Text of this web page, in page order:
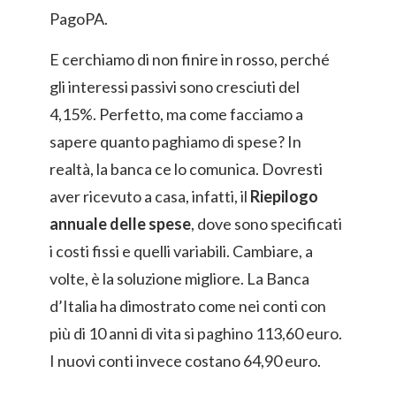
PagoPA.
E cerchiamo di non finire in rosso, perché
gli interessi passivi sono cresciuti del
4,15%. Perfetto, ma come facciamo a
sapere quanto paghiamo di spese? In
realtà, la banca ce lo comunica. Dovresti
aver ricevuto a casa, infatti, il Riepilogo
annuale delle spese, dove sono specificati
i costi fissi e quelli variabili. Cambiare, a
volte, è la soluzione migliore. La Banca
d’Italia ha dimostrato come nei conti con
più di 10 anni di vita si paghino 113,60 euro.
I nuovi conti invece costano 64,90 euro.